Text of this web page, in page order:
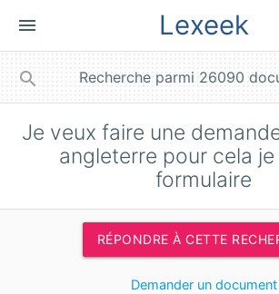
menu Lexeek
search
Je veux faire une
angleterre pour cela
formulaire
RÉPONDRE À CETTE
Demander un document